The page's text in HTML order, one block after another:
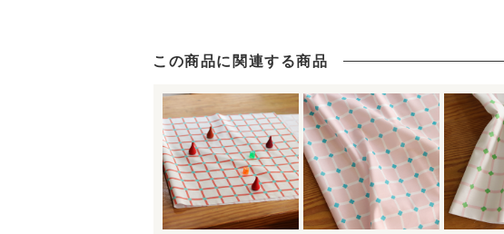
この商品に関連する商品